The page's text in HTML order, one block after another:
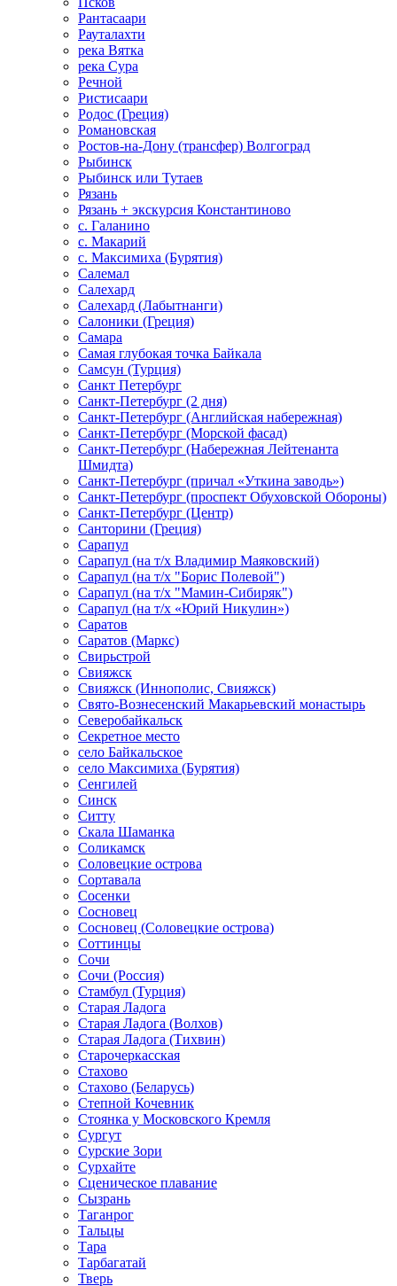
Рантасаари
Рауталахти
река Вятка
река Сура
Речной
Ристисаари
Родос (Греция)
Романовская
Ростов-на-Дону (трансфер) Волгоград
Рыбинск
Рыбинск или Тутаев
Рязань
Рязань + экскурсия Константиново
с. Галанино
с. Макарий
с. Максимиха (Бурятия)
Салемал
Салехард
Салехард (Лабытнанги)
Салоники (Греция)
Самара
Самая глубокая точка Байкала
Самсун (Турция)
Санкт Петербург
Санкт-Петербург (2 дня)
Санкт-Петербург (Английская набережная)
Санкт-Петербург (Морской фасад)
Санкт-Петербург (Набережная Лейтенанта
Шмидта)
Санкт-Петербург (причал «Уткина заводь»)
Санкт-Петербург (проспект Обуховской Обороны)
Санкт-Петербург (Центр)
Санторини (Греция)
Сарапул
Сарапул (на т/х Владимир Маяковский)
Сарапул (на т/х "Борис Полевой")
Сарапул (на т/х "Мамин-Сибиряк")
Сарапул (на т/х «Юрий Никулин»)
Саратов
Саратов (Маркс)
Свирьстрой
Свияжск
Свияжск (Иннополис, Свияжск)
Свято-Вознесенский Макарьевский монастырь
Северобайкальск
Секретное место
село Байкальское
село Максимиха (Бурятия)
Сенгилей
Синск
Ситту
Скала Шаманка
Соликамск
Соловецкие острова
Сортавала
Сосенки
Сосновец
Сосновец (Соловецкие острова)
Соттинцы
Сочи
Сочи (Россия)
Стамбул (Турция)
Старая Ладога
Старая Ладога (Волхов)
Старая Ладога (Тихвин)
Старочеркасская
Стахово
Стахово (Беларусь)
Степной Кочевник
Стоянка у Московского Кремля
Сургут
Сурские Зори
Сурхайте
Сценическое плавание
Сызрань
Таганрог
Тальцы
Тара
Тарбагатай
Тверь